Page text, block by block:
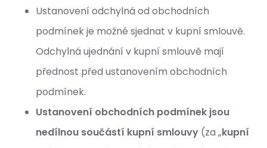
Ustanovení odchylná od obchodních
podmínek je možné sjednat v kupní smlouvě.
Odchylná ujednání v kupní smlouvě mají
přednost před ustanovením obchodních
podmínek.
Ustanovení obchodních podmínek jsou
nedílnou součástí kupní smlouvy (za „kupní